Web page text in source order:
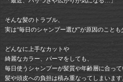
そんな髪のトラブル、
実は“毎日のシャンプー選び”が原因のことも
どんなに上手なカットや
綺麗なカラー、パーマをしても、
毎日使うシャンプーが髪質や年齢層に合っ
髪や頭皮への負担は積み重なってしまいます